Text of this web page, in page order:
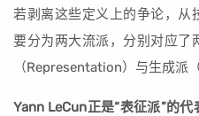
若剥离这些定义上的争论，从
要分为两大流派，分别对应了
（Representation）与生成派
Yann LeCun正是“表征派”的